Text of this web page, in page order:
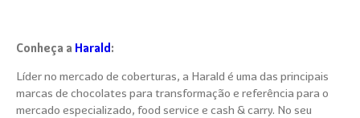
Conheça a Harald :
Líder no mercado de coberturas, a Harald é uma das principais
marcas de chocolates para transformação e referência para o
mercado especializado, food service e cash & carry. No seu